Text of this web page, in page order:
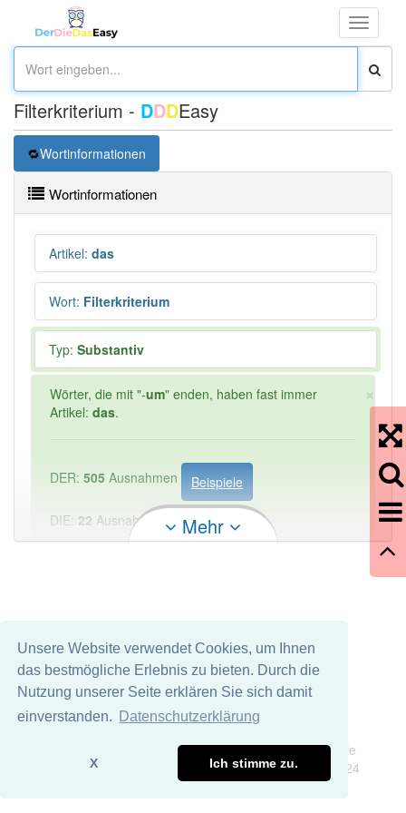
Unsere Website verwendet Cookies, um Ihnen
das bestmögliche Erlebnis zu bieten. Durch die
Nutzung unserer Seite erklären Sie sich damit
einverstanden.
Datenschutzerklärung
X Ich stimme zu.
Toggle
Filterkriterium - DDDEasy
Wortinformationen
Wortinformationen
Artikel: das
Wort: Filterkriterium
Typ: Substantiv
×
Wörter, die mit "-um" enden, haben fast immer
Artikel: das.
DER: 505 Ausnahmen Beispiele
DIE: 22 Ausnahmen
Beispiele
Häufigkeit: 2 von 10
Wörter mit Endung-filterkriteriumaber mit einem
anderen Artikel: -1
90% unserer Spielapp-Nutzer haben den Artikel
Mehr
Wir übernehmen keine Garantie und keine Haftung für die
Richtigkeit und Vollständigkeit dieser Seite. DDDEasy 2024